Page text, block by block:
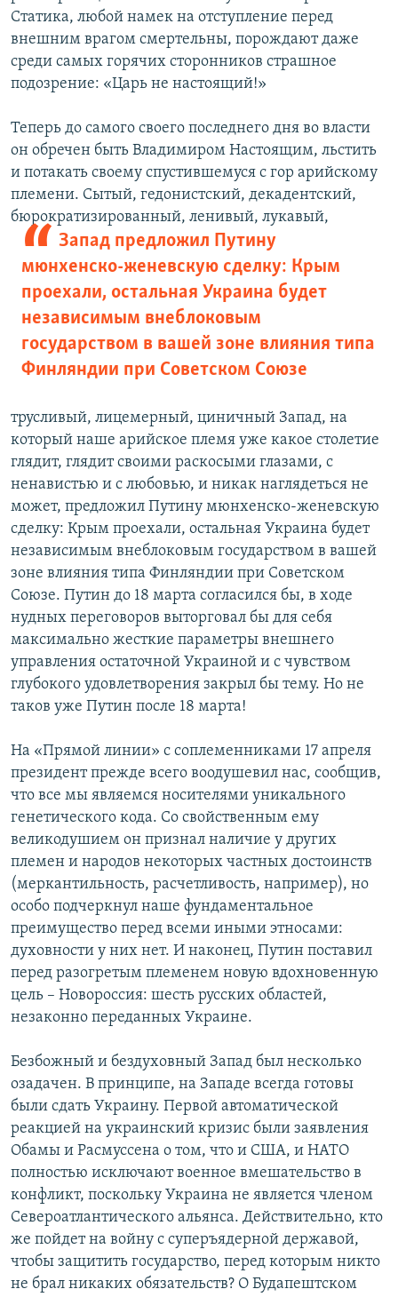
Статика, любой намек на отступление перед
внешним врагом смертельны, порождают даже
среди самых горячих сторонников страшное
подозрение: «Царь не настоящий!»
Теперь до самого своего последнего дня во власти
он обречен быть Владимиром Настоящим, льстить
и потакать своему спустившемуся с гор арийскому
племени. Сытый, гедонистский, декадентский,
бюрократизированный, ленивый, лукавый,
Запад предложил Путину
мюнхенско-женевскую сделку: Крым
проехали, остальная Украина будет
независимым внеблоковым
государством в вашей зоне влияния типа
Финляндии при Советском Союзе
трусливый, лицемерный, циничный Запад, на
который наше арийское племя уже какое столетие
глядит, глядит своими раскосыми глазами, с
ненавистью и с любовью, и никак наглядеться не
может, предложил Путину мюнхенско-женевскую
сделку: Крым проехали, остальная Украина будет
независимым внеблоковым государством в вашей
зоне влияния типа Финляндии при Советском
Союзе. Путин до 18 марта согласился бы, в ходе
нудных переговоров выторговал бы для себя
максимально жесткие параметры внешнего
управления остаточной Украиной и с чувством
глубокого удовлетворения закрыл бы тему. Но не
таков уже Путин после 18 марта!
На «Прямой линии» с соплеменниками 17 апреля
президент прежде всего воодушевил нас, сообщив,
что все мы являемся носителями уникального
генетического кода. Со свойственным ему
великодушием он признал наличие у других
племен и народов некоторых частных достоинств
(меркантильность, расчетливость, например), но
особо подчеркнул наше фундаментальное
преимущество перед всеми иными этносами:
духовности у них нет. И наконец, Путин поставил
перед разогретым племенем новую вдохновенную
цель – Новороссия: шесть русских областей,
незаконно переданных Украине.
Безбожный и бездуховный Запад был несколько
озадачен. В принципе, на Западе всегда готовы
были сдать Украину. Первой автоматической
реакцией на украинский кризис были заявления
Обамы и Расмуссена о том, что и США, и НАТО
полностью исключают военное вмешательство в
конфликт, поскольку Украина не является членом
Североатлантического альянса. Действительно, кто
же пойдет на войну с суперъядерной державой,
чтобы защитить государство, перед которым никто
не брал никаких обязательств? О Будапештском